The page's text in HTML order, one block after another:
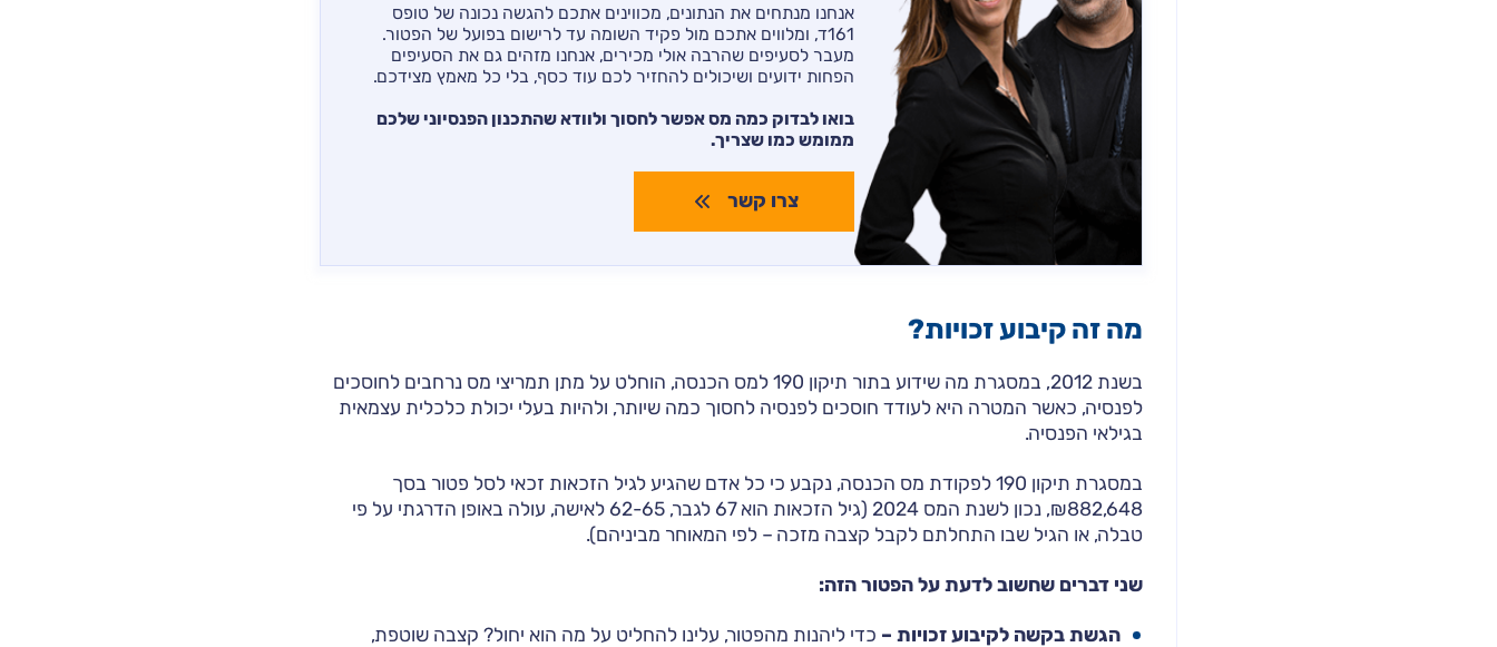
אנחנו מנתחים את הנתונים, מכווינים אתכם להגשה נכונה של טופס
161ד, ומלווים אתכם מול פקיד השומה עד לרישום בפועל של הפטור.
מעבר לסעיפים שהרבה אולי מכירים, אנחנו מזהים גם את הסעיפים
הפחות ידועים ושיכולים להחזיר לכם עוד כסף, בלי כל מאמץ מצידכם.
בואו לבדוק כמה מס אפשר לחסוך ולוודא שהתכנון הפנסיוני שלכם
ממומש כמו שצריך.
צרו קשר
מה זה קיבוע זכויות?
בשנת 2012, במסגרת מה שידוע בתור תיקון 190 למס הכנסה, הוחלט על מתן תמריצי מס נרחבים לחוסכים
לפנסיה, כאשר המטרה היא לעודד חוסכים לפנסיה לחסוך כמה שיותר, ולהיות בעלי יכולת כלכלית עצמאית
בגילאי הפנסיה.
במסגרת תיקון 190 לפקודת מס הכנסה, נקבע כי כל אדם שהגיע לגיל הזכאות זכאי לסל פטור בסך
₪882,648, נכון לשנת המס 2024 (גיל הזכאות הוא 67 לגבר, 62-65 לאישה, עולה באופן הדרגתי על פי
טבלה, או הגיל שבו התחלתם לקבל קצבה מזכה – לפי המאוחר מביניהם).
שני דברים שחשוב לדעת על הפטור הזה:
הגשת בקשה לקיבוע זכויות – כדי ליהנות מהפטור, עלינו להחליט על מה הוא יחול? קצבה שוטפת,